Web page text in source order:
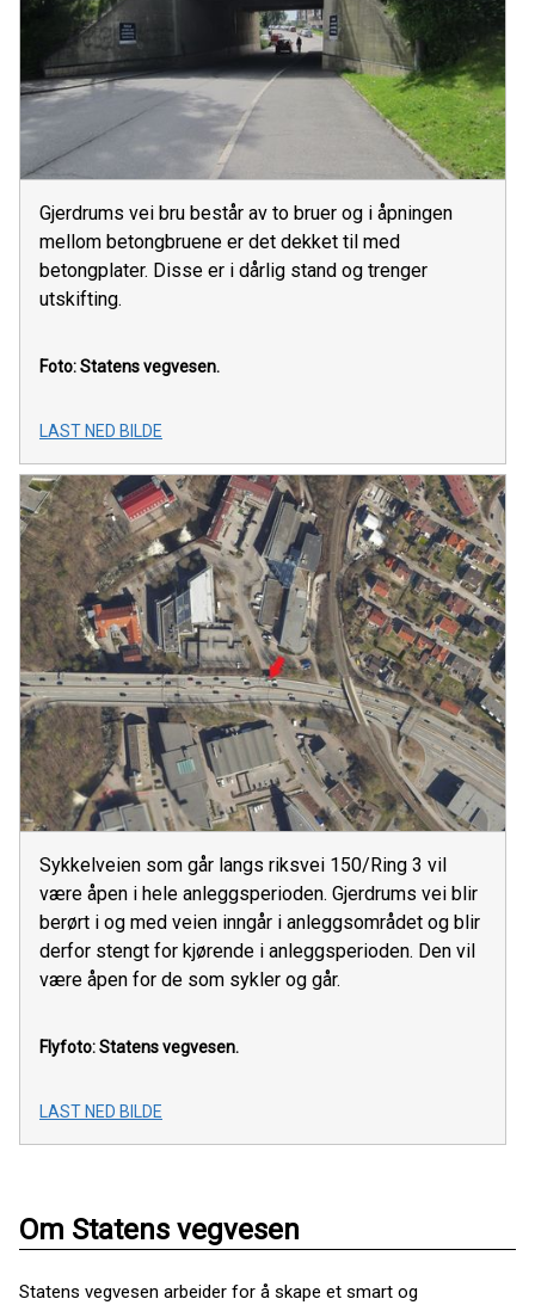
Gjerdrums vei bru består av to bruer og i åpningen
mellom betongbruene er det dekket til med
betongplater. Disse er i dårlig stand og trenger
utskifting.
Foto: Statens vegvesen.
LAST NED BILDE
Sykkelveien som går langs riksvei 150/Ring 3 vil
være åpen i hele anleggsperioden. Gjerdrums vei blir
berørt i og med veien inngår i anleggsområdet og blir
derfor stengt for kjørende i anleggsperioden. Den vil
være åpen for de som sykler og går.
Flyfoto: Statens vegvesen.
LAST NED BILDE
Om Statens vegvesen
Statens vegvesen arbeider for å skape et smart og